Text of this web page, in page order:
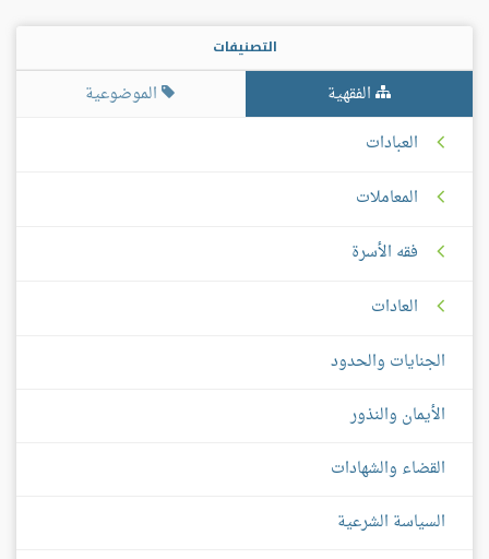
التصنيفات
الفقهية
الموضوعية
العبادات
المعاملات
فقه الأسرة
العادات
الجنايات والحدود
الأيمان والنذور
القضاء والشهادات
السياسة الشرعية